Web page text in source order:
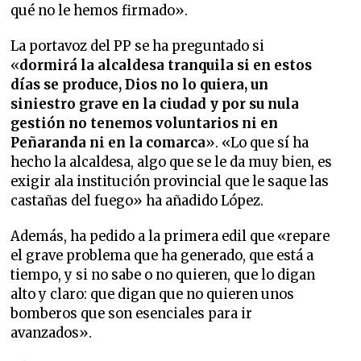
qué no le hemos firmado».
La portavoz del PP se ha preguntado si
«dormirá la alcaldesa tranquila si en estos
días se produce, Dios no lo quiera, un
siniestro grave en la ciudad y por su nula
gestión no tenemos voluntarios ni en
Peñaranda ni en la comarca». «Lo que sí ha
hecho la alcaldesa, algo que se le da muy bien, es
exigir ala institución provincial que le saque las
castañas del fuego» ha añadido López.
Además, ha pedido a la primera edil que «repare
el grave problema que ha generado, que está a
tiempo, y si no sabe o no quieren, que lo digan
alto y claro: que digan que no quieren unos
bomberos que son esenciales para ir
avanzados».